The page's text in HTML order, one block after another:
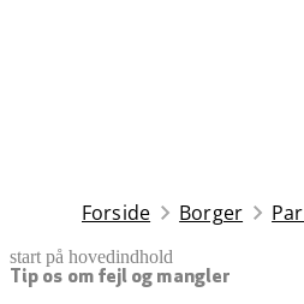
Forside Borger
start på hovedindhold
Tip os om fejl og mangler
senest opdateret 14. juli 2026